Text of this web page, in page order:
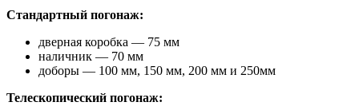
Стандартный погонаж:
дверная коробка — 75 мм
наличник — 70 мм
доборы — 100 мм, 150 мм, 200 мм и 250мм
Телескопический погонаж: